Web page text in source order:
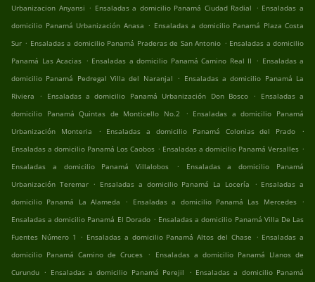
Urbanizacion Anyansi . Ensaladas a domicilio Panamá Ciudad Radial . Ensaladas a
domicilio Panamá Urbanización Anasa . Ensaladas a domicilio Panamá Plaza Costa
Sur . Ensaladas a domicilio Panamá Praderas de San Antonio . Ensaladas a domicilio
Panamá Las Acacias . Ensaladas a domicilio Panamá Camino Real II . Ensaladas a
domicilio Panamá Pedregal Villa del Naranjal . Ensaladas a domicilio Panamá La
Riviera
. Ensaladas a domicilio Panamá Urbanización Don Bosco .
Ensaladas a
domicilio Panamá Quintas de Monticello No.2
. Ensaladas a domicilio Panamá
Urbanización Monteria
. Ensaladas a domicilio Panamá Colonias del Prado
.
Ensaladas a domicilio Panamá Los Caobos . Ensaladas a domicilio Panamá Versalles .
Ensaladas a domicilio Panamá Villalobos
.
Ensaladas a domicilio Panamá
Urbanización Teremar . Ensaladas a domicilio Panamá La Locería . Ensaladas a
domicilio Panamá La Alameda
. Ensaladas a domicilio Panamá Las Mercedes .
Ensaladas a domicilio Panamá El Dorado . Ensaladas a domicilio Panamá Villa De Las
Fuentes Número 1 . Ensaladas a domicilio Panamá Altos del Chase . Ensaladas a
domicilio Panamá Camino de Cruces
.
Ensaladas a domicilio Panamá Llanos de
Curundu . Ensaladas a domicilio Panamá Perejil . Ensaladas a domicilio Panamá